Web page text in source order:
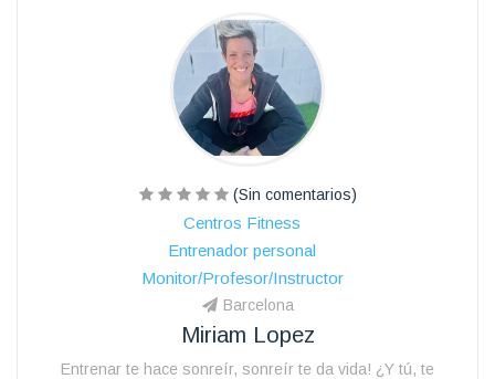
(Sin comentarios)
Centros Fitness
Entrenador personal
Monitor/Profesor/Instructor
Barcelona
Miriam Lopez
Entrenar te hace sonreír, sonreír te da vida! ¿Y tú, te